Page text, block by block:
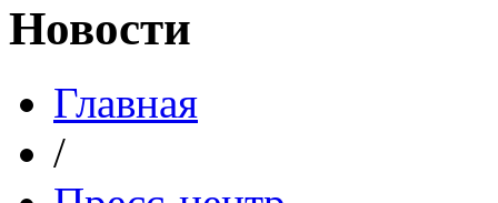
Новости
Главная
/